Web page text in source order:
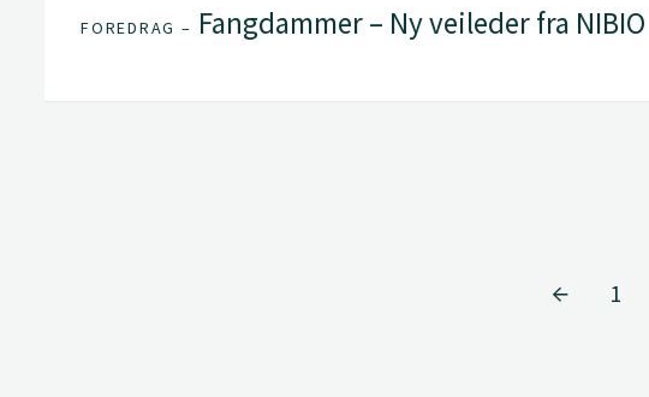
FOREDRAG – Fangdammer – Ny veileder fra NIBIO
1